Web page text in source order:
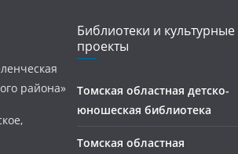
района»
Библиотеки и культурные
проекты
Томская областная детско-
юношеская библиотека
Томская областная